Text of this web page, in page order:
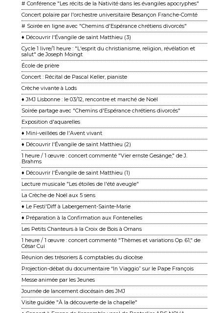
# Conférence "Les récits de la Nativité dans les évangiles apocryphes"
Concert polaire par l'orchestre universitaire Besançon Franche-Comté
# Soirée en ligne avec "Chemins d'Espérance chrétiens divorcés"
♦ Découvrir l'Évangile de saint Matthieu (3)
Cycle 1 livre/1 heure : "L'esprit du christianisme, religion, révélation et
salut" de Joseph Moingt
École de prière
Concert : Récital de Pascal Keller, pianiste
Crèche vivante à Lods
♦ JMJ Lisbonne : le 03/12, rencontre et marché de Noël
Soirée partage avec "Chemins d'Espérance chrétiens divorcés"
Exposition d'aquarelles
♦ Mini-veillées de l'Avent vivant
♦ Découvrir l'Évangile de saint Matthieu (2)
1 heure / 1 œuvre : concert commenté "Vier ernste Gesänge," de J.
Brahms
♦ Découvrir l'Évangile de saint Matthieu (1)
Lecture musicale "Les étoiles de l'été aveugle"
La Crèche de Noël aux 5 sens
♦ Le Festi'Diff à Labergement-Sainte-Marie
♦ Préparation à la Confirmation aux Fontenelles
Les Petits Chanteurs à la Croix de Bois à Ornans
1 heure / 1 œuvre : concert commenté "Thèmes et variations Op. 61," de
César Cui
Réunion des trésoriers & comptables du diocèse
Projection-débat du documentaire “In Viaggio” sur le Pape François
Messe animée par les Jeunes
Journée de lancement diocésain des JMJ
Visite guidée "À la découverte de la chapelle"